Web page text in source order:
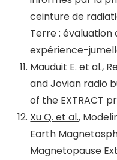
ceinture de
Terre : évaluation
expérience-
Mauduit E. et al.,
and Jovian radio
of the EXTRACT
Xu Q. et al.,
Earth
Magnetopause